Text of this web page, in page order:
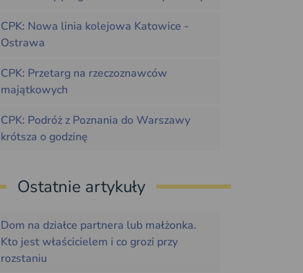
CPK: Nowa linia kolejowa Katowice -
Ostrawa
CPK: Przetarg na rzeczoznawców
majątkowych
CPK: Podróż z Poznania do Warszawy
krótsza o godzinę
Ostatnie artykuły
Dom na działce partnera lub małżonka.
Kto jest właścicielem i co grozi przy
rozstaniu